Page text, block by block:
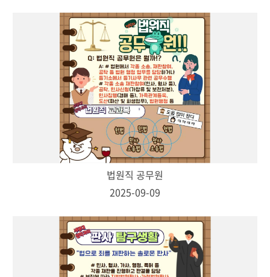
법원직 공무원
2025-09-09